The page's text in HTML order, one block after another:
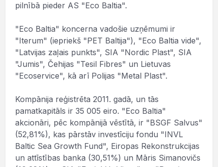
pilnībā pieder AS "Eco Baltia".
"Eco Baltia" koncerna vadošie uzņēmumi ir
"Iterum" (iepriekš "PET Baltija"), "Eco Baltia vide",
"Latvijas zaļais punkts", SIA "Nordic Plast", SIA
"Jumis", Čehijas "Tesil Fibres" un Lietuvas
"Ecoservice", kā arī Polijas "Metal Plast".
Kompānija reģistrēta 2011. gadā, un tās
pamatkapitāls ir 35 005 eiro. "Eco Baltia"
akcionāri, pēc kompānijā vēstītā, ir "BSGF Salvus"
(52,81%), kas pārstāv investīciju fondu "INVL
Baltic Sea Growth Fund", Eiropas Rekonstrukcijas
un attīstības banka (30,51%) un Māris Simanovičs